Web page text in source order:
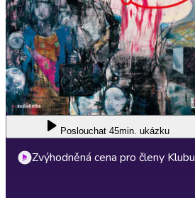
Poslouchat 45min. ukázku
Zvýhodněná cena pro členy Klubu